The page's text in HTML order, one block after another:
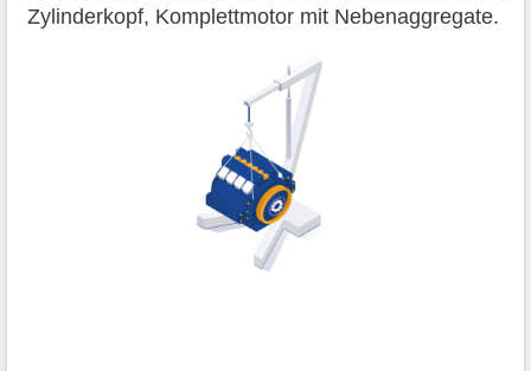
Zylinderkopf, Komplettmotor mit Nebenaggregate.